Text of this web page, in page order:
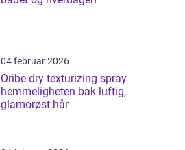
04 februar 2026
Oribe dry texturizing spray
hemmeligheten bak luftig,
glamorøst hår